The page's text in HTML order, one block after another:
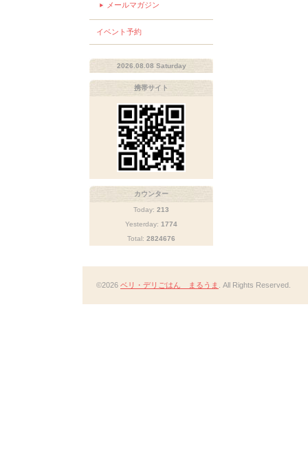
メールマガジン
イベント予約
2026.08.08 Saturday
携帯サイト
カウンター
Today: 213
Yesterday: 1774
Total: 2824676
©2026 ベリ・デリごはん まるうま . All Rights Reserved.